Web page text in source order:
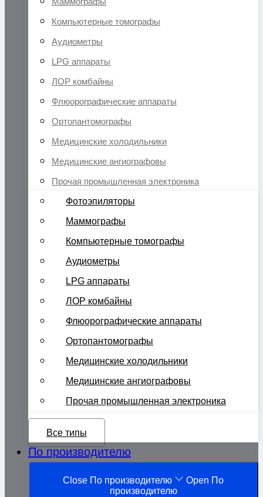
Компьютерные томографы
Аудиометры
LPG аппараты
ЛОР комбайны
Флюорографические аппараты
Ортопантомографы
Медицинские холодильники
Медицинские ангиографовы
Прочая промышленная электроника
Фотоэпиляторы
Маммографы
Компьютерные томографы
Аудиометры
LPG аппараты
ЛОР комбайны
Флюорографические аппараты
Ортопантомографы
Медицинские холодильники
Медицинские ангиографовы
Прочая промышленная электроника
Все типы
По производителю
Close По производителю
Open По
производителю